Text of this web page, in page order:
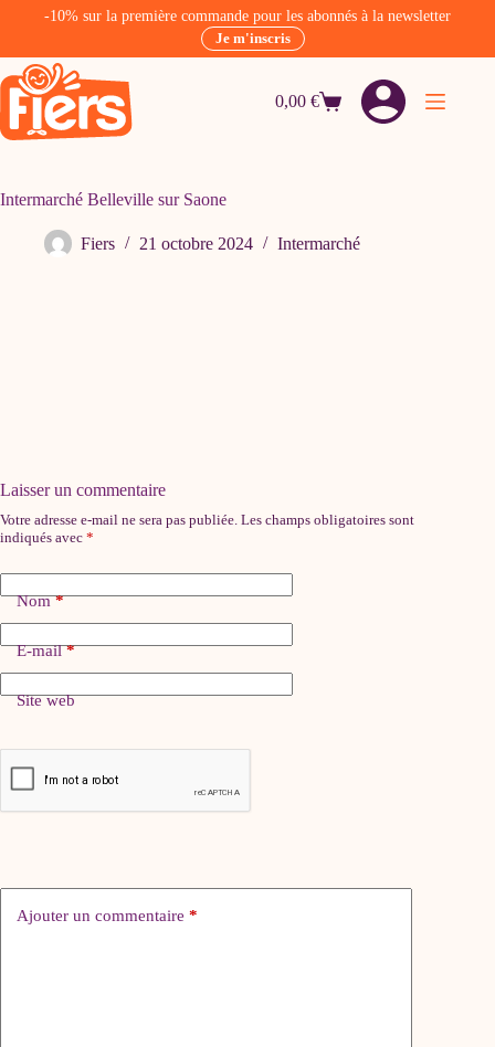
-10% sur la première commande pour les abonnés à la newsletter
Je m'inscris
Passer
au
contenu
Panier
0,00€
Intermarché Belleville sur Saone
Fiers 21 octobre 2024 Intermarché
Laisser un commentaire
Votre adresse e-mail ne sera pas publiée. Les champs obligatoires sont
indiqués avec *
Nom*
E-mail*
Site web
Ajouter un commentaire *